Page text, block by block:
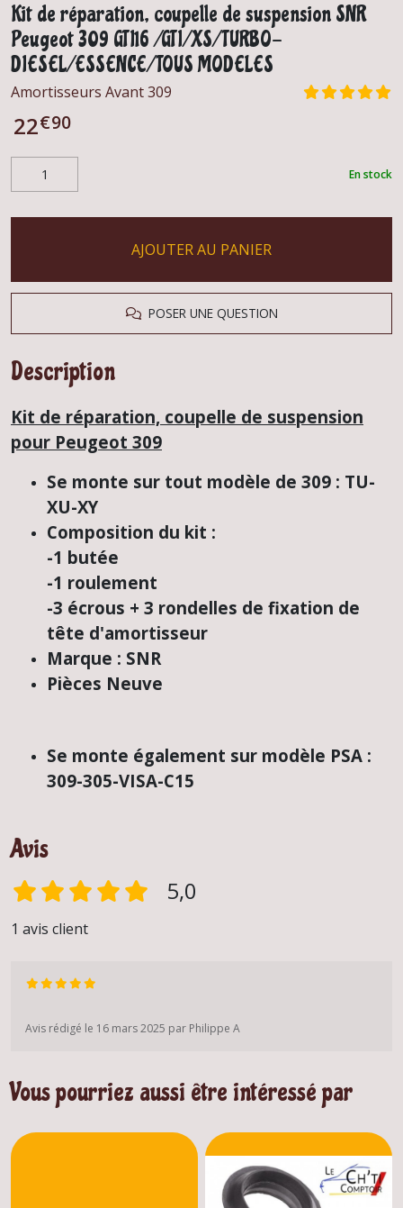
Kit de réparation, coupelle de suspension SNR
Peugeot 309 GTI16 /GTI/XS/TURBO-
DIESEL/ESSENCE/TOUS MODELES
Amortisseurs Avant 309
22€90
En stock
AJOUTER AU PANIER
POSER UNE QUESTION
Description
Kit de réparation, coupelle de suspension
pour Peugeot 309
Se monte sur tout modèle de 309 : TU-
XU-XY
Composition du kit :
-1 butée
-1 roulement
-3 écrous + 3 rondelles de fixation de
tête d'amortisseur
Marque : SNR
Pièces Neuve
Se monte également sur modèle PSA :
309-305-VISA-C15
Avis
5,0
1 avis client
Avis rédigé le 16 mars 2025 par Philippe A
Vous pourriez aussi être intéressé par